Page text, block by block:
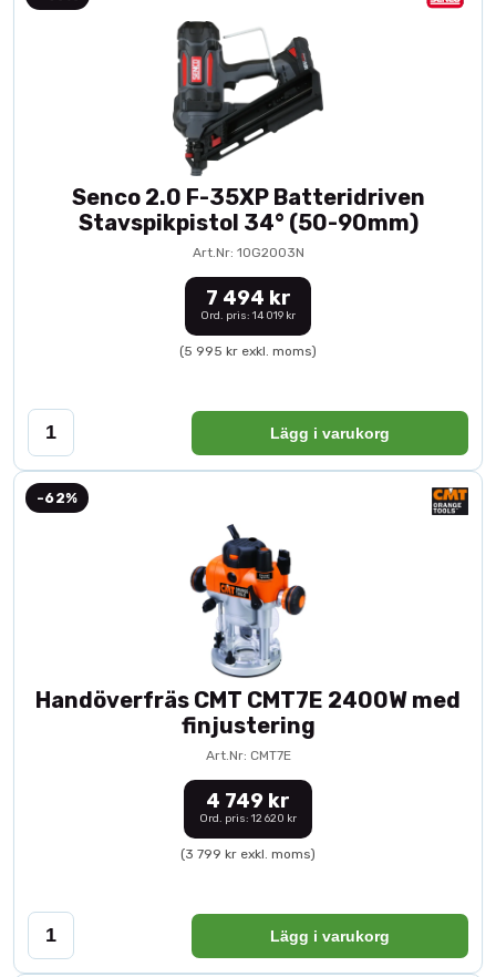
Senco 2.0 F-35XP Batteridriven
Stavspikpistol 34° (50-90mm)
Art.Nr: 10G2003N
7 494 kr
Ord. pris: 14 019 kr
(5 995 kr exkl. moms)
Lägg i varukorg
-62%
Handöverfräs CMT CMT7E 2400W med
finjustering
Art.Nr: CMT7E
4 749 kr
Ord. pris: 12 620 kr
(3 799 kr exkl. moms)
Lägg i varukorg